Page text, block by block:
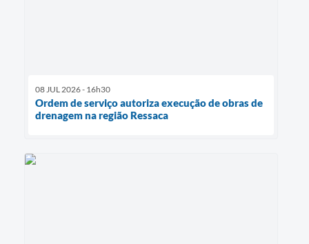
08 JUL 2026 - 16h30
Ordem de serviço autoriza execução de obras de
drenagem na região Ressaca